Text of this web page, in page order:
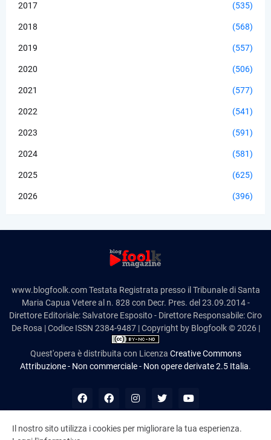
2017 (535)
2018 (568)
2019 (557)
2020 (506)
2021 (577)
2022 (541)
2023 (591)
2024 (581)
2025 (625)
2026 (396)
www.blogfoolk.com Testata Registrata presso il Tribunale di Santa
Maria Capua Vetere al n. 828 con Decr. Pres. del 23.09.2014 -
Direttore Editoriale: Salvatore Esposito - Direttore Responsabile: Ciro
De Rosa | Codice ISSN 2384-9487 | Copyright by Blogfoolk © 2026 |
Quest'opera è distribuita con Licenza Creative Commons
Attribuzione - Non commerciale - Non opere derivate 2.5 Italia.
Il nostro sito utilizza i cookies per migliorare la tua esperienza.